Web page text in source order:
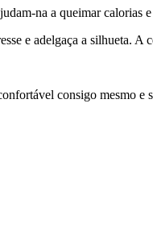
na a queimar calorias
e adelgaça a silhueta. A
consigo mesmo e